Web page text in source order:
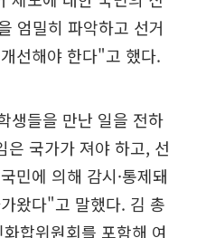
엄밀히 파악하고 선거
선해야 한다"고 했다.
생들을 만난 일을 전하
국가가 져야 하고, 선
민에 의해 감시·통제돼
왔다"고 말했다. 김 총
합위원회를 포함해 여